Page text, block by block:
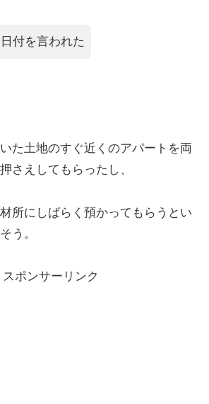
付を言われた
た土地のすぐ近くのアパートを両
さえしてもらったし、
所にしばらく預かってもらうとい
う。
スポンサーリンク